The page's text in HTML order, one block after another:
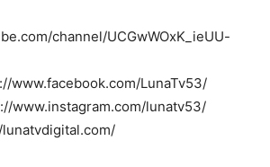
channel/UCGwWOxK_ieUU-
www.facebook.com/LunaTv53/
www.instagram.com/lunatv53/